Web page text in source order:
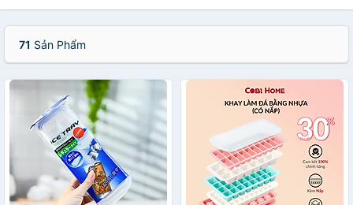
71 Sản Phẩm